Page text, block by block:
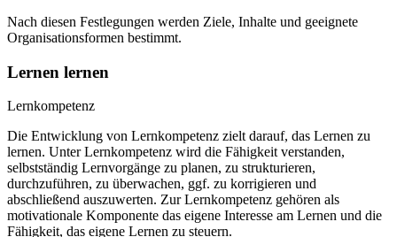
Nach diesen Festlegungen werden Ziele, Inhalte und geeignete
Organisationsformen bestimmt.
Lernen lernen
Lernkompetenz
Die Entwicklung von Lernkompetenz zielt darauf, das Lernen zu
lernen. Unter Lernkompetenz wird die Fähigkeit verstanden,
selbstständig Lernvorgänge zu planen, zu strukturieren,
durchzuführen, zu überwachen, ggf. zu korrigieren und
abschließend auszuwerten. Zur Lernkompetenz gehören als
motivationale Komponente das eigene Interesse am Lernen und die
Fähigkeit, das eigene Lernen zu steuern.